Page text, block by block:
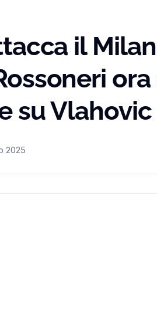
il
su Vlahovic
2025